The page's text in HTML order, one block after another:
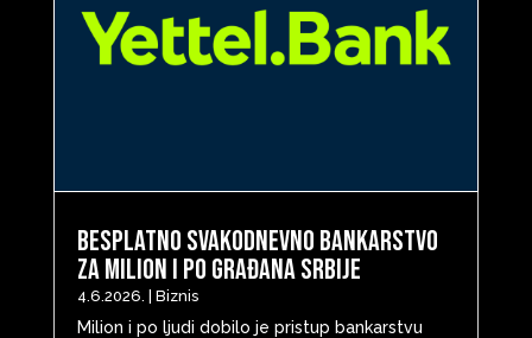
Besplatno svakodnevno bankarstvo
za milion i po građana Srbije
4.6.2026. Biznis
Milion i po ljudi dobilo je pristup bankarstvu